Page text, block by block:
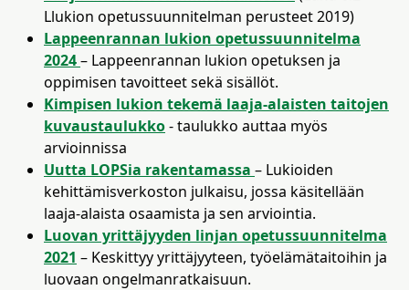
Llukion opetussuunnitelman perusteet 2019)
Lappeenrannan lukion opetussuunnitelma
2024– Lappeenrannan lukion opetuksen ja
oppimisen tavoitteet sekä sisällöt​.
Kimpisen lukion tekemä laaja-alaisten taitojen
kuvaustaulukko- taulukko auttaa myös
arvioinnissa
Uutta LOPSia rakentamassa – Lukioiden
kehittämisverkoston julkaisu, jossa käsitellään
laaja-alaista osaamista ja sen arviointia​.
Luovan yrittäjyyden linjan opetussuunnitelma
2021 – Keskittyy yrittäjyyteen, työelämätaitoihin ja
luovaan ongelmanratkaisuun​.